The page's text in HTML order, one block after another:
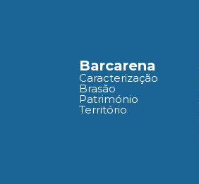
Barcarena
Caracterização
Brasão
Património
Território